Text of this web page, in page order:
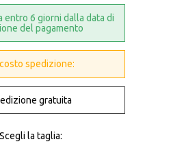
entro 6 giorni dalla data di
del pagamento
spedizione:
gratuita
Scegli la taglia: